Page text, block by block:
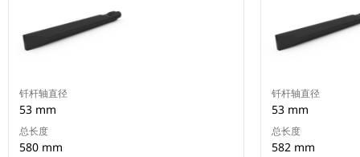
钎杆轴直径
53 mm
总长度
580 mm
钎杆轴直径
53 mm
总长度
582 mm